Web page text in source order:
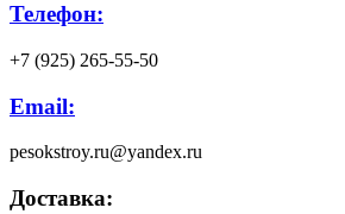
Телефон:
+7 (925) 265-55-50
Email:
pesokstroy.ru@yandex.ru
Доставка: